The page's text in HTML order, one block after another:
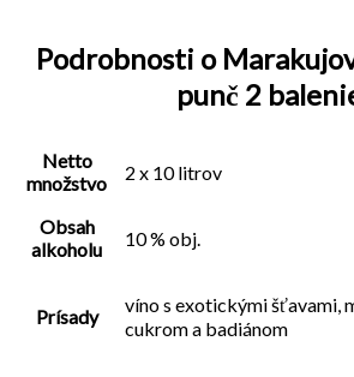
Podrobnosti o
punč 2
Netto
množstvo
2 x 10 litrov
Obsah
alkoholu
10 % obj.
Prísady
víno s exotickými šťavami,
cukrom a badiánom